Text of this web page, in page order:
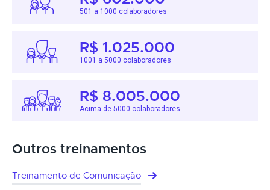
501 a 1000 colaboradores
R$ 1.025.000
1001 a 5000 colaboradores
R$ 8.005.000
Acima de 5000 colaboradores
Outros treinamentos
Treinamento de Comunicação